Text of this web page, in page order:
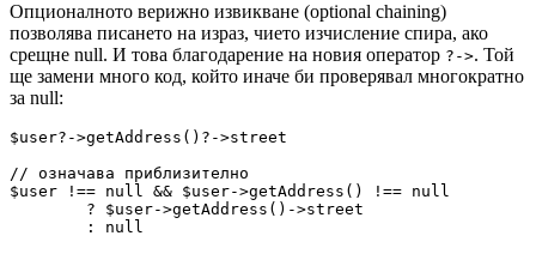
Опционалното верижно извикване (optional chaining)
позволява писането на израз, чието изчисление спира, ако
срещне null. И това благодарение на новия оператор ?->. Той
ще замени много код, който иначе би проверявал многократно
за null:
$user?->getAddress()?->street
// означава приблизително
$user !== null && $user->getAddress() !== null